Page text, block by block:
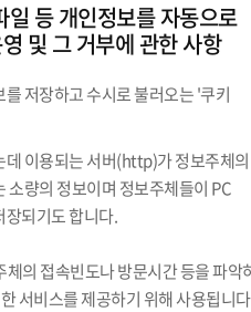
등 개인정보를 자동으로
및 그 거부에 관한 사항
저장하고 수시로 불러오는 '쿠키
이용되는 서버(http)가 정보주체의
소량의 정보이며 정보주체들이 PC
장되기도 합니다.
체의 접속빈도나 방문시간 등을 파악
서비스를 제공하기 위해 사용됩니